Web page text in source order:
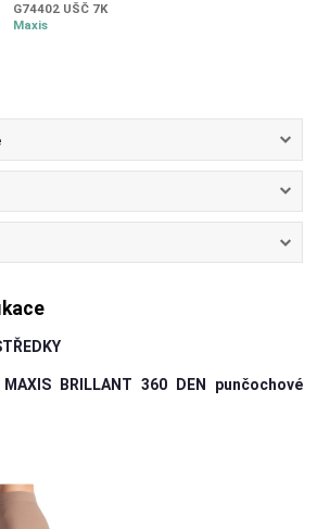
G74402 UŠČ 7K
Maxis
BRILLANT 360 DEN punčochové